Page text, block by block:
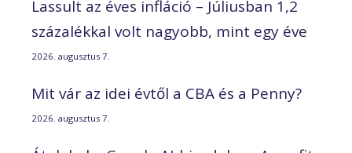
Lassult az éves infláció – Júliusban 1,2
százalékkal volt nagyobb, mint egy éve
2026. augusztus 7.
Mit vár az idei évtől a CBA és a Penny?
2026. augusztus 7.